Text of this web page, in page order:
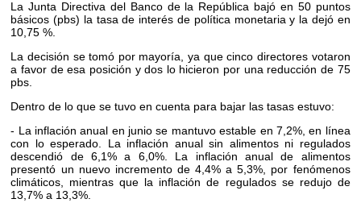
La Junta Directiva del Banco de la República bajó en 50 puntos
básicos (pbs) la tasa de interés de política monetaria y la dejó en
10,75 %.
La decisión se tomó por mayoría, ya que cinco directores votaron
a favor de esa posición y dos lo hicieron por una reducción de 75
pbs.
Dentro de lo que se tuvo en cuenta para bajar las tasas estuvo:
- La inflación anual en junio se mantuvo estable en 7,2%, en línea
con lo esperado. La inflación anual sin alimentos ni regulados
descendió de 6,1% a 6,0%. La inflación anual de alimentos
presentó un nuevo incremento de 4,4% a 5,3%, por fenómenos
climáticos, mientras que la inflación de regulados se redujo de
13,7% a 13,3%.